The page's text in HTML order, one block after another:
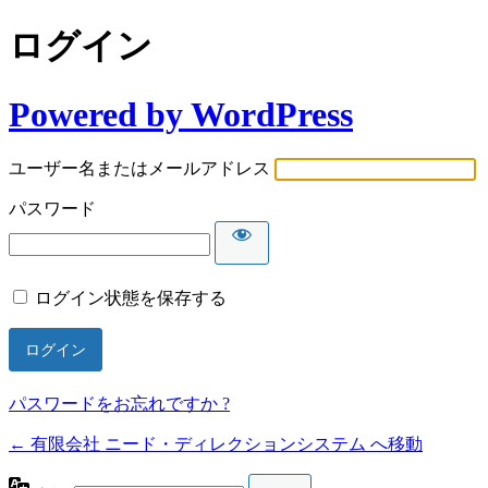
ログイン
Powered by WordPress
ユーザー名またはメールアドレス
パスワード
ログイン状態を保存する
パスワードをお忘れですか ?
← 有限会社 ニード・ディレクションシステム へ移動